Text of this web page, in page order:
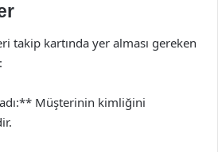
takip kartında yer alması gereken
Müşterinin kimliğini